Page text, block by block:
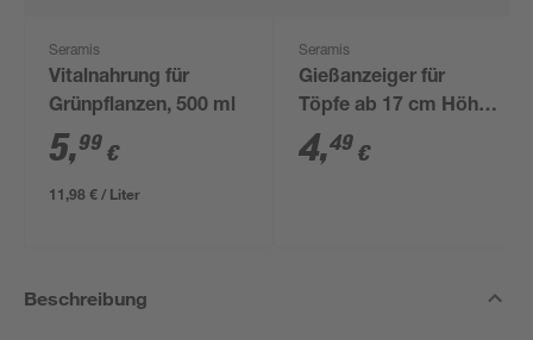
Seramis
Vitalnahrung für
Grünpflanzen, 500 ml
5,99 €
11,98 € / Liter
Seramis
Gießanzeiger für
Töpfe ab 17 cm Höhe,
2 Stück
4,49 €
Beschreibung